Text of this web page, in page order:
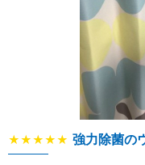
★★★★★ 強力除菌の